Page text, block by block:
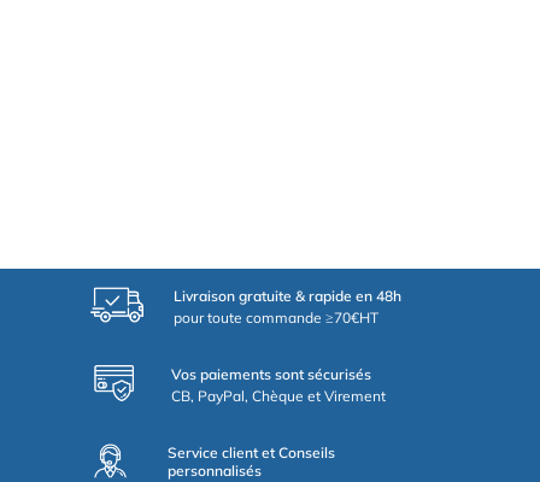
Livraison gratuite & rapide en 48h
pour toute commande ≥70€HT
Vos paiements sont sécurisés
CB, PayPal, Chèque et Virement
Service client et Conseils
personnalisés